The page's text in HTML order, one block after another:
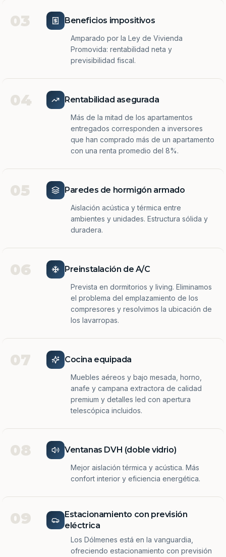
03 Beneficios impositivos
Amparado por la Ley de Vivienda
Promovida: rentabilidad neta y
previsibilidad fiscal.
04 Rentabilidad asegurada
Más de la mitad de los apartamentos
entregados corresponden a inversores
que han comprado más de un apartamento
con una renta promedio del 8%.
05 Paredes de hormigón armado
Aislación acústica y térmica entre
ambientes y unidades. Estructura sólida y
duradera.
06 Preinstalación de A/C
Prevista en dormitorios y living. Eliminamos
el problema del emplazamiento de los
compresores y resolvimos la ubicación de
los lavarropas.
07 Cocina equipada
Muebles aéreos y bajo mesada, horno,
anafe y campana extractora de calidad
premium y detalles led con apertura
telescópica incluidos.
08 Ventanas DVH (doble vidrio)
Mejor aislación térmica y acústica. Más
confort interior y eficiencia energética.
09
Estacionamiento con previsión
eléctrica
Los Dólmenes está en la vanguardia,
ofreciendo estacionamiento con previsión